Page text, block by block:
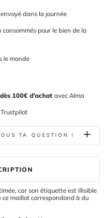
dans la journée
consommés pour le bien de la
le monde
100€ d'achat avecAlma
TA QUESTION !
car son étiquette est illisible
ce maillot correspondond à du